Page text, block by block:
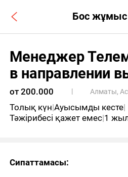
Бос
Менеджер
в направлении
от 200.000 | Алматы,
Толық күн|Ауысымды кесте|
Тәжірибесі қажет емес|1
Сипаттамасы: